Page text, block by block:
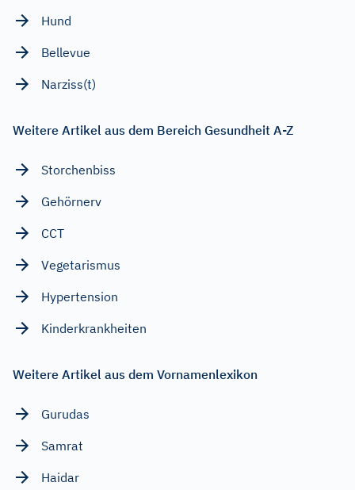
Hund
Bellevue
Narziss(t)
Weitere Artikel aus dem Bereich Gesundheit A-Z
Storchenbiss
Gehörnerv
CCT
Vegetarismus
Hypertension
Kinderkrankheiten
Weitere Artikel aus dem Vornamenlexikon
Gurudas
Samrat
Haidar